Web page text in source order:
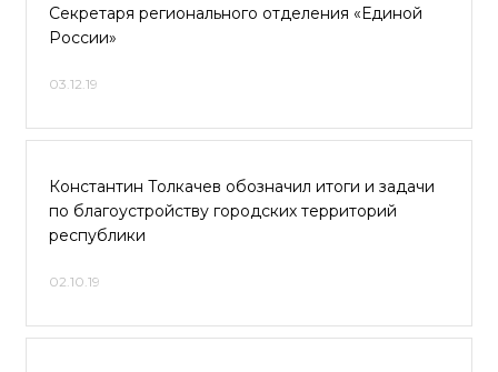
Секретаря регионального отделения «Единой
России»
03.12.19
Константин Толкачев обозначил итоги и задачи
по благоустройству городских территорий
республики
02.10.19